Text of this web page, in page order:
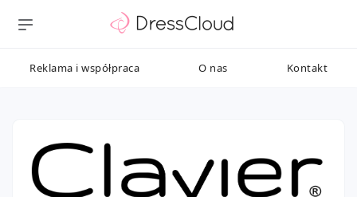
Reklama i współpraca O nas Kontakt